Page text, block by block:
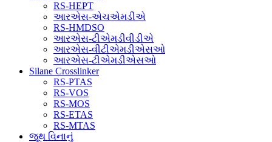
RS-HEPT
આરએસ-એચએમડીએ
RS-HMDSO
આરએસ-ટીએમડીવીડીએ
આરએસ-વીટીએમડીએસઓ
આરએસ-ટીએમડીએસઓ
Silane Crosslinker
RS-PTAS
RS-VOS
RS-MOS
RS-ETAS
RS-MTAS
જૂથ વિનાનું